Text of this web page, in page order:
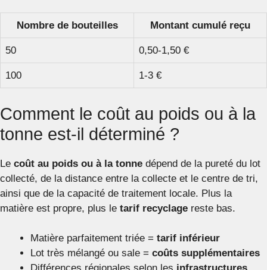
Nombre de bouteilles Montant cumulé reçu
50 0,50‑1,50 €
100 1‑3 €
Comment le coût au poids ou à la
tonne est-il déterminé ?
Le coût au poids ou à la tonne dépend de la pureté du lot
collecté, de la distance entre la collecte et le centre de tri,
ainsi que de la capacité de traitement locale. Plus la
matière est propre, plus le tarif recyclage reste bas.
Matière parfaitement triée = tarif inférieur
Lot très mélangé ou sale = coûts supplémentaires